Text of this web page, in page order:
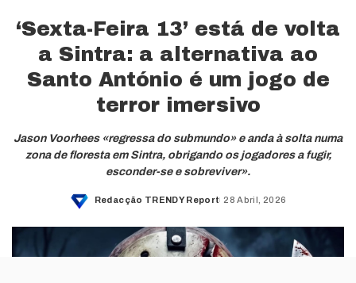
‘Sexta-Feira 13’ está de volta
a Sintra: a alternativa ao
Santo António é um jogo de
terror imersivo
Jason Voorhees «regressa do submundo» e anda à solta numa
zona de floresta em Sintra, obrigando os jogadores a fugir,
esconder-se e sobreviver».
Posted
Redacção TRENDY Report 28 Abril, 2026